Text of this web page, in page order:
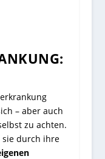
– aber auch
zu achten.
sie durch ihre